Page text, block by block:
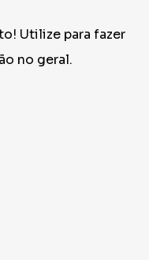
Utilize para fazer
no geral.